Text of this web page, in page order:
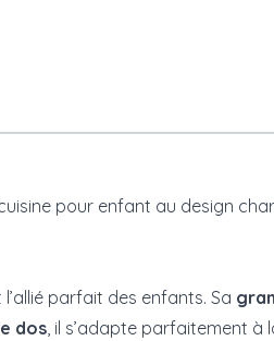
pour enfant au design
parfait des enfants. Sa
dos, il s’adapte parfaitement à